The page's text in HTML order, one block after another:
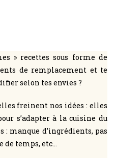
» recettes sous forme de
de remplacement et te
selon tes envies ?
freinent nos idées : elles
s’adapter à la cuisine du
manque d’ingrédients, pas
de temps, etc…